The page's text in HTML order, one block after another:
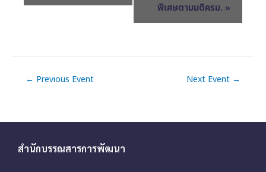
v
t
พิเศษตามมติครม. »
← Previous Event Next Event →
สำนักบรรณสารการพัฒนา